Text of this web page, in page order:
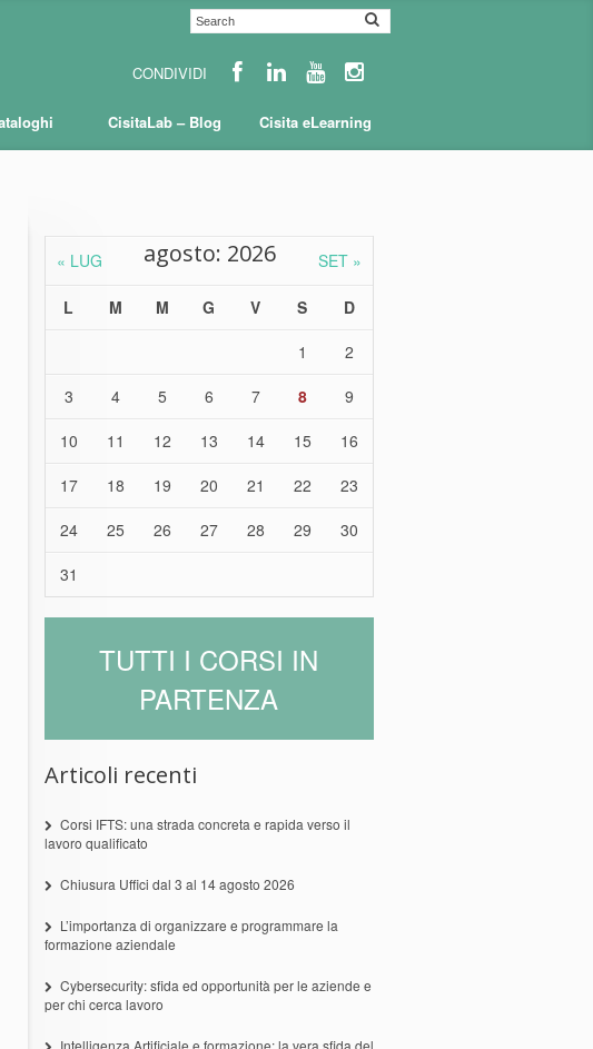
CisitaLab – Blog Cisita eLearning
« LUG SET »
agosto: 2026
L M M G V S
D
1
2
3
4 5 6 7 8
9
10
11 12 13 14 15
16
17
18 19 20 21 22
23
24
25 26 27 28 29
30
31
TUTTI I CORSI IN
PARTENZA
Articoli recenti
Corsi IFTS: una strada concreta e rapida verso il
lavoro qualificato
Chiusura Uffici dal 3 al 14 agosto 2026
L’importanza di organizzare e programmare la
formazione aziendale
Cybersecurity: sfida ed opportunità per le aziende e
per chi cerca lavoro
Intelligenza Artificiale e formazione: la vera sfida del